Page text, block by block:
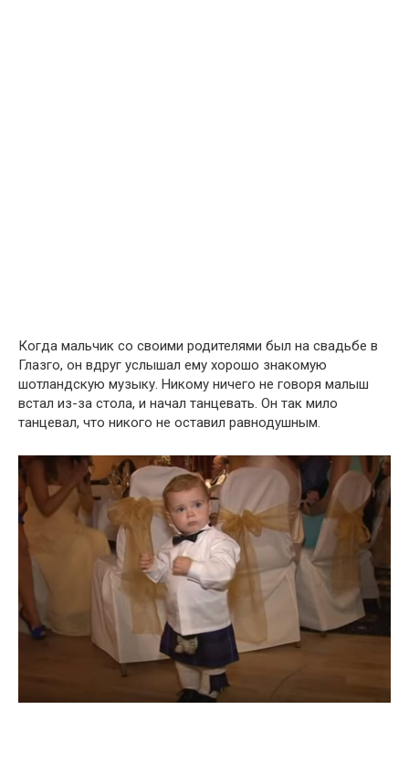
Когда мальчик со своими родителями был на свадьбе в
Глазго, он вдруг услышал ему хорошо знакомую
шотландскую музыку. Никому ничего не говоря малыш
встал из-за стола, и начал танцевать. Он так мило
танцевал, что никого не оставил равнодушным.